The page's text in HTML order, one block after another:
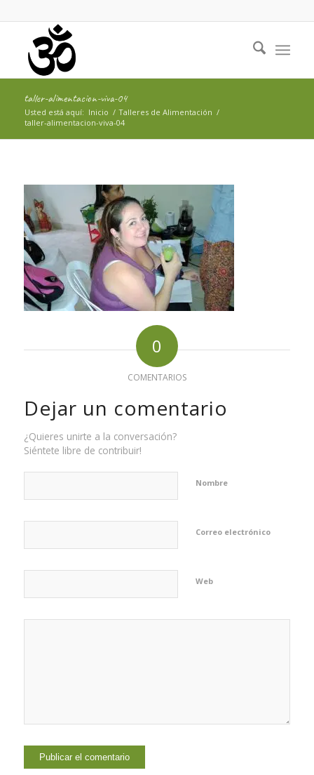
taller-alimentacion-viva-04
Usted está aquí: Inicio / Talleres de Alimentación /
taller-alimentacion-viva-04
0
COMENTARIOS
Dejar un comentario
¿Quieres unirte a la conversación?
Siéntete libre de contribuir!
Nombre
Correo electrónico
Web